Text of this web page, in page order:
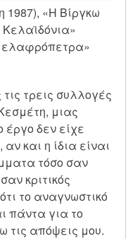
1987), «Η Βίργκω
ελαφρόπετρα»
τρεις συλλογές
μιας
δεν είχε
και η ίδια είναι
τόσο σαν
κριτικός
το αναγνωστικό
πάντα για το
τις απόψεις μου.